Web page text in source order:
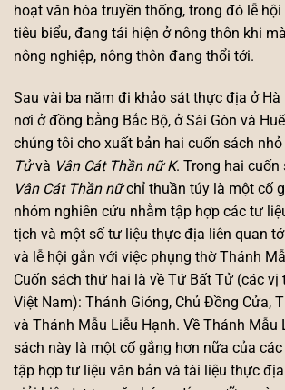
hoạt văn hóa truyền thống, trong đó lễ
tiêu biểu, đang tái hiện ở nông thôn khi
nông nghiệp, nông thôn đang thổi tới.
Sau vài ba năm đi khảo sát thực địa ở Hà
nơi ở đồng bằng Bắc Bộ, ở Sài Gòn và
chúng tôi cho xuất bản hai cuốn sách
Tửvà Vân Cát Thần nữ K. Trong hai cuốn
Vân Cát Thần nữchỉ thuần túy là một cố
nhóm nghiên cứu nhằm tập hợp các tư
tịch và một số tư liệu thực địa liên quan
và lễ hội gắn với việc phụng thờ Thánh
Cuốn sách thứ hai là về Tứ Bất Tử (các vị
Việt Nam): Thánh Gióng, Chủ Đồng Cửa,
và Thánh Mẫu Liễu Hạnh. Về Thánh Mẫu
sách này là một cố gắng hơn nữa của
tập hợp tư liệu văn bản và tài liệu thực